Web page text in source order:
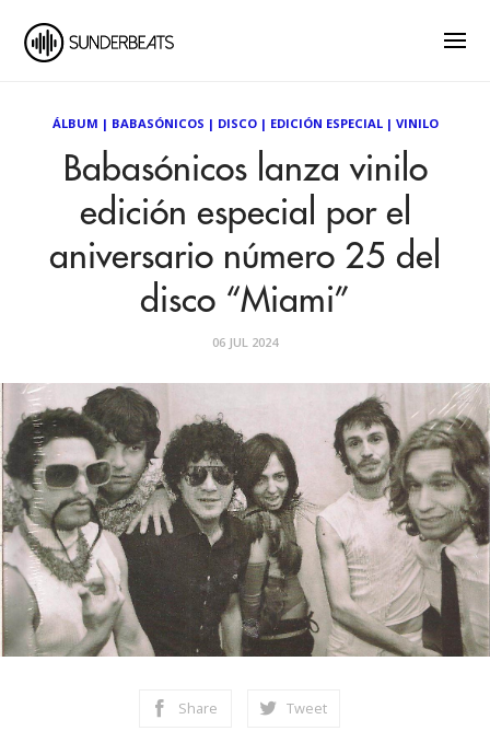
ÁLBUM | BABASÓNICOS | DISCO| EDICIÓN ESPECIAL| VINILO
Babasónicos lanza vinilo
edición especial por el
aniversario número 25 del
disco “Miami”
06 JUL 2024
Share Tweet